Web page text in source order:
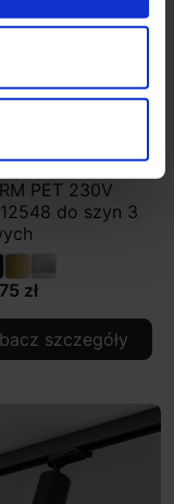
PET 230V
do szyn 3
zł
szczegóły